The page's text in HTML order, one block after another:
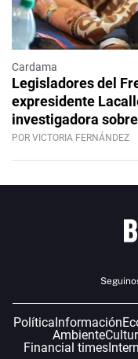
Cardama
Legisladores del
expresidente
investigadora
POR VICTORIA FERNÁNDEZ
PolíticaInformación
Ambiente
Financial times